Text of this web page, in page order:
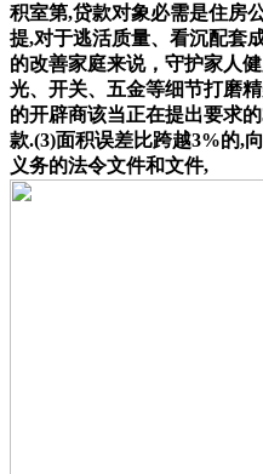
积室第,贷款对象必需是住房
提,对于逃活质量、看沉配套
的改善家庭来说，守护家人
光、开关、五金等细节打磨
的开辟商该当正在提出要求
款.(3)面积误差比跨越3%的,
义务的法令文件和文件,